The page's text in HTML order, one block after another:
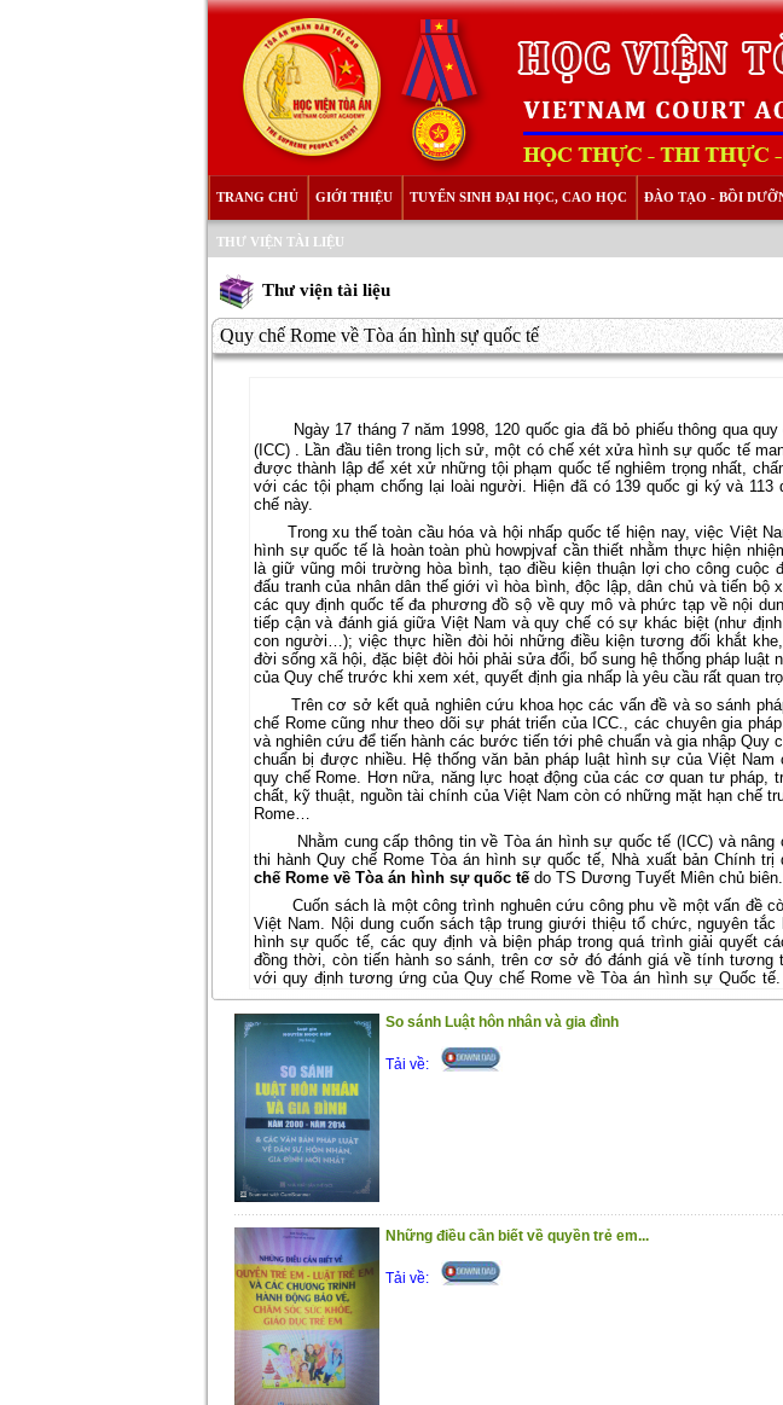
TRANG CHỦ GIỚI THIỆU TUYỂN SINH ĐẠI HỌC, CAO HỌC ĐÀO TẠO - BỒI
THƯ VIỆN TÀI LIỆU
Thư viện tài liệu
Quy chế Rome về Tòa án hình sự quốc tế
Ngày 17 tháng 7 năm 1998, 120 quốc gia đã bỏ phiếu thông qua
(ICC) . Lần đầu tiên trong lịch sử, một có chế xét xửa hình sự quốc tế
được thành lập để xét xử những tội phạm quốc tế nghiêm trọng nhất,
với các tội phạm chống lại loài người. Hiện đã có 139 quốc gi ký và 113
chế này.
Trong xu thế toàn cầu hóa và hội nhấp quốc tế hiện nay, việc Việt
hình sự quốc tế là hoàn toàn phù howpjvaf cần thiết nhằm thực hiện
là giữ vũng môi trường hòa bình, tạo điều kiện thuận lợi cho công cuộc
đấu tranh của nhân dân thế giới vì hòa bình, độc lập, dân chủ và tiến bộ
các quy định quốc tế đa phương đồ sộ về quy mô và phức tạp về nội
tiếp cận và đánh giá giữa Việt Nam và quy chế có sự khác biệt (như
con người…); việc thực hiền đòi hỏi những điều kiện tương đối khắt
đời sống xã hội, đặc biệt đòi hỏi phải sửa đổi, bổ sung hệ thống pháp luật
của Quy chế trước khi xem xét, quyết định gia nhấp là yêu cầu rất quan
Trên cơ sở kết quả nghiên cứu khoa học các vấn đề và so sánh
chế Rome cũng như theo dõi sự phát triển của ICC., các chuyên gia
và nghiên cứu để tiến hành các bước tiến tới phê chuẩn và gia nhập Quy
chuẩn bị được nhiều. Hệ thống văn bản pháp luật hình sự của Việt
quy chế Rome. Hơn nữa, năng lực hoạt động của các cơ quan tư pháp,
chất, kỹ thuật, nguồn tài chính của Việt Nam còn có những mặt hạn chế
Rome…
Nhằm cung cấp thông tin về Tòa án hình sự quốc tế (ICC) và
thi hành Quy chế Rome Tòa án hình sự quốc tế, Nhà xuất bản Chính
chế Rome về Tòa án hình sự quốc tế do TS Dương Tuyết Miên chủ biên.
Cuốn sách là một công trình nghuên cứu công phu về một vấn đề
Việt Nam. Nội dung cuốn sách tập trung giưới thiệu tổ chức, nguyên
hình sự quốc tế, các quy định và biện pháp trong quá trình giải quyết
đồng thời, còn tiến hành so sánh, trên cơ sở đó đánh giá về tính tương
với quy định tương ứng của Quy chế Rome về Tòa án hình sự Quốc
trao đổi và nghiên cứu thêm. Để bạn đọc thuận tiên nghiên cứu, tham
chứng của tác giả và coi đây là quan điểm riêng.
Hy vọng cuốn sách sẽ là tài liệu tham khảo cần thiết và bổ ích đối
tế, các giảng viên và sinh viên trường luật.
Xin giới thiệu cuốn sách cùng bạn đọc.
So sánh Luật hôn nhân và gia đình
Tải về:
Những điều cần biết về quyền trẻ em...
Tải về: